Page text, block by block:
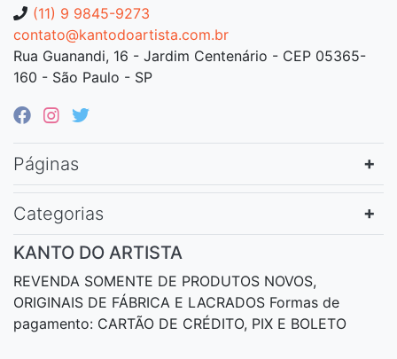
(11) 9 9845-9273
contato@kantodoartista.com.br
Rua Guanandi, 16 - Jardim Centenário - CEP 05365-
160 - São Paulo - SP
Páginas
Categorias
KANTO DO ARTISTA
REVENDA SOMENTE DE PRODUTOS NOVOS,
ORIGINAIS DE FÁBRICA E LACRADOS Formas de
pagamento: CARTÃO DE CRÉDITO, PIX E BOLETO